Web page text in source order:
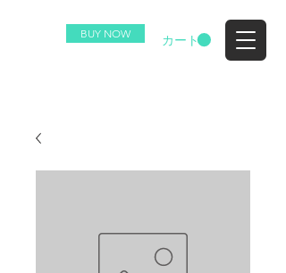
BUY NOW カート